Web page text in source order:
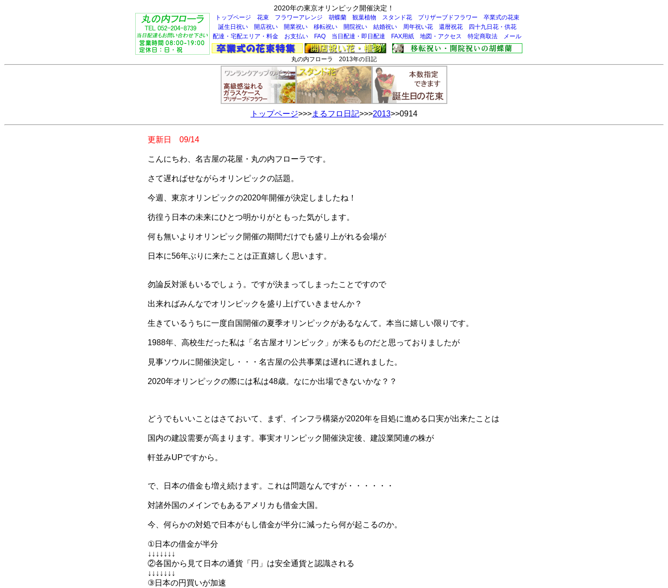
2020年の東京オリンピック開催決定！
トップページ 花束 フラワーアレンジ 胡蝶蘭 観葉植物 スタンド花 プリザーブドフラワー
卒業式の花束
誕生日祝い
開店祝い 開業祝い 移転祝い 開院祝い 結婚祝い 周年祝い花 還暦祝花
四十九日花・供花
配達・宅配エリア・料金
お支払い FAQ 当日配達・即日配達 FAX用紙 地図・アクセス 特定商取法 メール
丸の内フローラ 2013年の日記
トップページ>>>まるフロ日記>>>2013>>0914
更新日 09/14
こんにちわ、名古屋の花屋・丸の内フローラです。
さて遅ればせながらオリンピックの話題。
今週、東京オリンピックの2020年開催が決定しましたね！
彷徨う日本の未来にひとつ明かりがともった気がします。
何も無いよりオリンピック開催の期間だけでも盛り上がれる会場が
日本に56年ぶりに来たことは正直嬉しく思います。
勿論反対派もいるでしょう。ですが決まってしまったことですので
出来ればみんなでオリンピックを盛り上げていきませんか？
生きているうちに一度自国開催の夏季オリンピックがあるなんて。本当に嬉しい限りです。
1988年、高校生だった私は「名古屋オリンピック」が来るものだと思っておりましたが
見事ソウルに開催決定し・・・名古屋の公共事業は遅れに遅れました。
2020年オリンピックの際には私は48歳。なにか出場できないかな？？
どうでもいいことはさておいて、まず、インフラ構築が2020年を目処に進める口実が出来たことは
国内の建設需要が高まります。事実オリンピック開催決定後、建設業関連の株が
軒並みUPですから。
で、日本の借金も増え続けます。これは問題なんですが・・・・・・
対諸外国のメインでもあるアメリカも借金大国。
今、何らかの対処で日本がもし借金が半分に減ったら何が起こるのか。
①日本の借金が半分
↓↓↓↓↓↓↓
②各国から見て日本の通貨「円」は安全通貨と認識される
↓↓↓↓↓↓↓
③日本の円買いが加速